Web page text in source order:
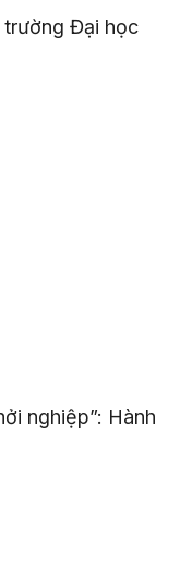
trường Đại học
nghiệp”: Hành